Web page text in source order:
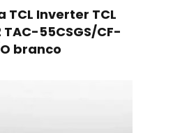
TCL Inverter TCL
TAC-55CSGS/CF-
branco